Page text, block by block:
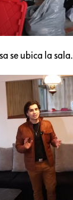
se ubica la sala.